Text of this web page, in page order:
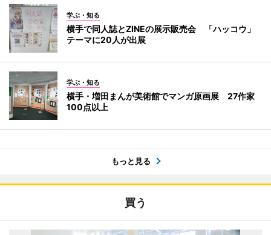
学ぶ・知る
横手で同人誌とZINEの展示販売会 「ハッコウ」
テーマに20人が出展
学ぶ・知る
横手・増田まんが美術館でマンガ原画展 27作家
100点以上
もっと見る
買う